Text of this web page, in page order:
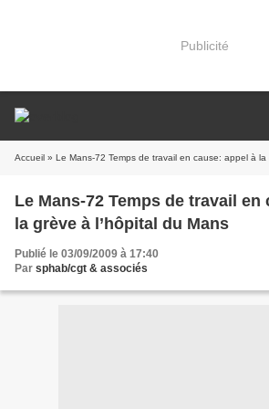
Publicité
Accueil » Le Mans-72 Temps de travail en cause: appel à la
Le Mans-72 Temps de travail en
la grève à l’hôpital du Mans
Publié le 03/09/2009 à 17:40
Par sphab/cgt & associés